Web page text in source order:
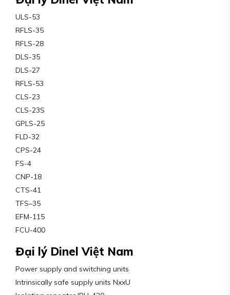
ULS-53
RFLS-35
RFLS-28
DLS-35
DLS-27
RFLS-53
CLS-23
CLS-23S
GPLS-25
FLD-32
CPS-24
FS-4
CNP-18
CTS-41
TFS–35
EFM-115
FCU-400
Đại lý Dinel Việt Nam
Power supply and switching units
Intrinsically safe supply units NxxU